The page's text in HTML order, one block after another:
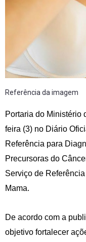
Referência da imagem
Portaria do Ministério
feira (3) no Diário
Referência para
Precursoras do
Serviço de
Mama.
De acordo com a
objetivo fortalecer